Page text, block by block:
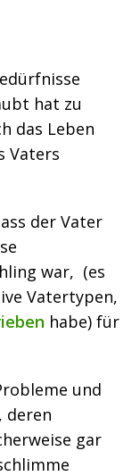
hat zu
das Leben
Vaters
der Vater
war, (es
Vatertypen,
habe) für
und
deren
gar